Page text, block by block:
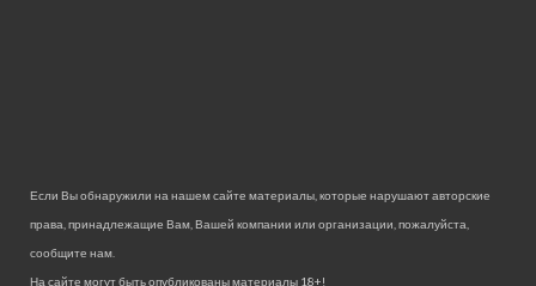
Если Вы обнаружили на нашем сайте материалы, которые нарушают авторские
права, принадлежащие Вам, Вашей компании или организации, пожалуйста,
сообщите нам.
На сайте могут быть опубликованы материалы 18+!